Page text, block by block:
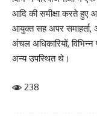
आदि की समीक्षा करते हुए
आयुक्त सह अपर समाहर्ता,
अंचल अधिकारियों,
अन्य उपस्थित थे।
238